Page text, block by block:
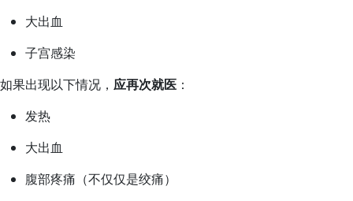
大出血
子宫感染
如果出现以下情况， 应再次就医 ：
发热
大出血
腹部疼痛（不仅仅是绞痛）